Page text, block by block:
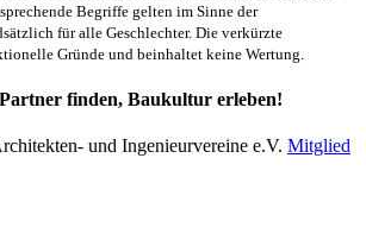
Begriffe gelten im Sinne der
für alle Geschlechter. Die verkürzte
Gründe und beinhaltet keine Wertung.
finden, Baukultur erleben!
und Ingenieurvereine e.V. Mitglied